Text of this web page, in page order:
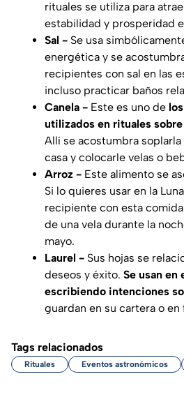
rituales se utiliza para
estabilidad y prosperidad
Sal - Se usa
energética y se
recipientes con sal en las
incluso practicar baños
Canela - Este es uno de
utilizados en rituales
Allí se acostumbra
casa y colocarle velas o
Arroz - Este alimento se
Si lo quieres usar en la
recipiente con esta
de una vela durante la
mayo.
Laurel - Sus hojas se
deseos y éxito. Se usan en
escribiendo intenciones
guardan en su cartera o
Tags relacionados
Rituales Eventos astronómicos